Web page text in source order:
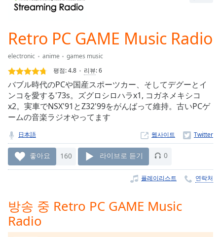
Mute
Loaded:
0.00%
Stream
TypeLIVE
Seek to
live,
currently
live LIVE
Remaining
Time-
Playback
Rate
Chapters
Retro PC GAME Music Radio
electronic anime
games music
평점:4.8 리뷰:6
バブル時代のPCや国産スポーツカー、そしてデグーとイ
ンコを愛する'73s。ズグロシロハラx1, コガネメキシコ
x2。実車でNSX'91とZ32'99をがんばって維持。古いPCゲ
ームの音楽ラジオやってます
日本語 웹사이트
좋아요 160 라이브로 듣기 0
플레이리스트 연락처
방송 중 Retro PC GAME Music
Radio